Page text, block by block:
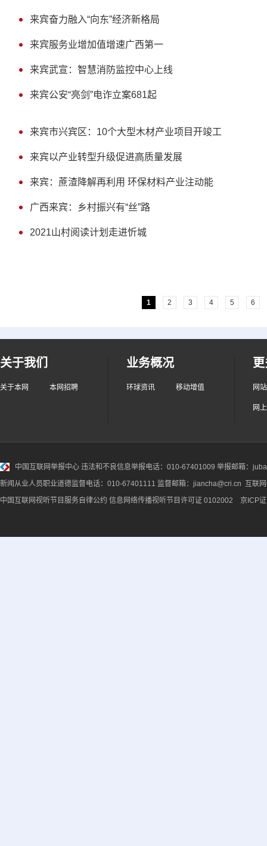
来宾奋力融入“向东”经济新格局
来宾服务业增加值增速广西第一
来宾武宣：智慧消防监控中心上线
来宾公安“亮剑”电诈立案681起
来宾市兴宾区：10个大型木材产业项目开竣工
来宾以产业转型升级促进高质量发展
来宾：蔗渣降解再利用 环保材料产业注动能
广西来宾：乡村振兴有“丝”路
2021山村阅读计划走进忻城
1 2 3 4 5 6
关于我们
关于本网 本网招聘
业务概况
环球资讯 移动增值 网
网
中国互联网举报中心 违法和不良信息举报电话：010-67401009 举报邮箱：
新闻从业人员职业道德监督电话：010-67401111 监督邮箱：jiancha@cri.cn 互联
中国互联网视听节目服务自律公约 信息网络传播视听节目许可证 0102002 京ICP